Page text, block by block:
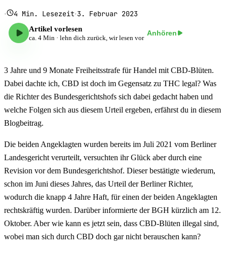
· 4 Min. Lesezeit·3. Februar 2023
Artikel vorlesen
ca. 4Min · lehn dich zurück, wir lesen vor
Anhören
3 Jahre und 9 Monate Freiheitsstrafe für Handel mit CBD-Blüten.
Dabei dachte ich, CBD ist doch im Gegensatz zu THC legal? Was
die Richter des Bundesgerichtshofs sich dabei gedacht haben und
welche Folgen sich aus diesem Urteil ergeben, erfährst du in diesem
Blogbeitrag.
Die beiden Angeklagten wurden bereits im Juli 2021 vom Berliner
Landesgericht verurteilt, versuchten ihr Glück aber durch eine
Revision vor dem Bundesgerichtshof. Dieser bestätigte wiederum,
schon im Juni dieses Jahres, das Urteil der Berliner Richter,
wodurch die knapp 4 Jahre Haft, für einen der beiden Angeklagten
rechtskräftig wurden. Darüber informierte der BGH kürzlich am 12.
Oktober. Aber wie kann es jetzt sein, dass CBD-Blüten illegal sind,
wobei man sich durch CBD doch gar nicht berauschen kann?